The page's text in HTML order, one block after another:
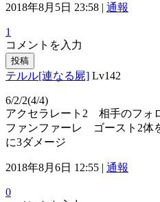
2018年8月5日 23:58 | 通報
1
コメントを入力
投稿
テルル[連なる屍] Lv142
6/2/2(4/4)
アクセラレート2 相手のフォ
ファンファーレ ゴースト2体
に3ダメージ
2018年8月6日 12:55 | 通報
0